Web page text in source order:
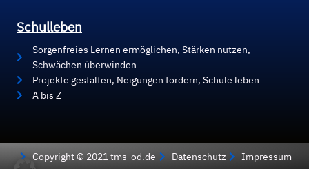
Schulleben
Sorgenfreies Lernen ermöglichen, Stärken nutzen,
Schwächen überwinden
Projekte gestalten, Neigungen fördern, Schule leben
A bis Z
Copyright © 2021 tms-od.de Datenschutz Impressum